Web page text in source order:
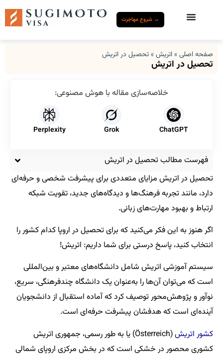
→ شروع مهاجرت
صفحه اصلی»اتریش»تحصیل در اتریش
تحصیل در اتریش
خلاصه‌سازی مقاله با هوش مصنوعی:
ChatGPT
Grok
Perplexity
فهرست مطالب تحصیل در اتریش
تحصیل در اتریش مزایای متعددی برای پیشرفت شخصی و حرفه‌ای
دارد، مانند تجربه فرهنگ‌ها و دیدگاه‌های جدید، تقویت شبکه
ارتباط و بهبود مهارت‌های زبانی.
اگر هنوز به این فکر می‌کنید که برای تحصیل در اروپا کدام کشور را
انتخاب کنید، پاسخ درستی برای شما داریم: اتریش!
سیستم آموزشی اتریش شامل دانشگاه‌های معتبر و بین‌المللی
است که می‌توان آن‌ها را به‌عنوان یک دانشگاه چندفرهنگی، سریع،
نوآور و پژوهش‌محور توصیف کرد که آماده استقبال از دانشجویان
آینده‌ای است که هدفشان پیشرفت حرفه‌ای است.
کشور اتریش
(Österreich) یا به طور رسمی، جمهوری اتریش
کشوری محصور در خشکی است که در بخش مرکزی اروپای شمالی